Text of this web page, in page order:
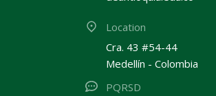
Location
Cra. 43 #54-44
Medellín - Colombia
PQRSD